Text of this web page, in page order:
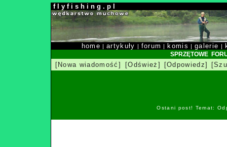
f l y f i s h i n g . p l
home |artykuły | forum | komis |galerie |
SPRZĘTOWE
[Nowa wiadomość] [Odśwież] [Odpowiedz]
Ostani post! Temat: